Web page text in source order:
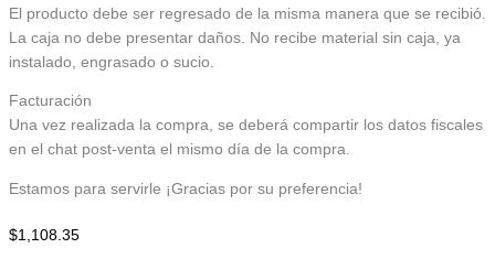
El producto debe ser regresado de la misma manera que se recibió.
La caja no debe presentar daños. No recibe material sin caja, ya
instalado, engrasado o sucio.
Facturación
Una vez realizada la compra, se deberá compartir los datos fiscales
en el chat post-venta el mismo día de la compra.
Estamos para servirle ¡Gracias por su preferencia!
$1,108.35